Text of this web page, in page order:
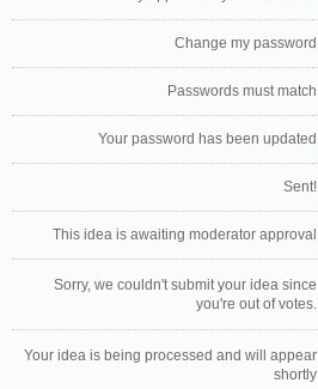
Change my password
Passwords must match
Your password has been updated
Sent!
This idea is awaiting moderator approval
Sorry, we couldn't submit your idea since
you're out of votes.
Your idea is being processed and will appear
shortly